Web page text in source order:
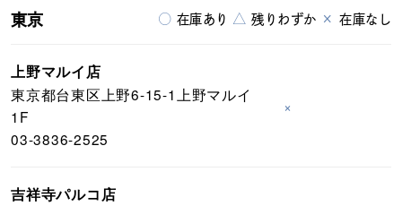
○ 在庫あり △ 残りわずか × 在庫なし
東京
上野マルイ店
東京都台東区上野6-15-1上野マルイ
1F
03-3836-2525
×
吉祥寺パルコ店